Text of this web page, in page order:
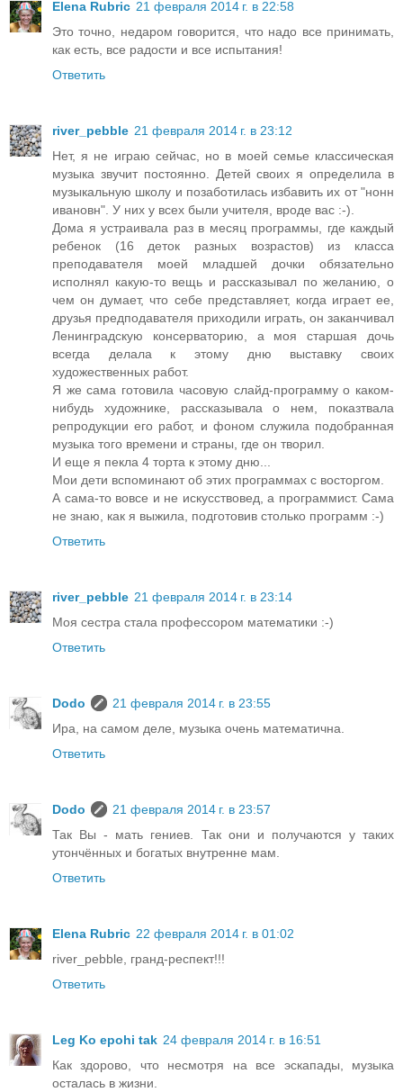
Elena Rubric 21 февраля 2014 г. в 22:58
Это точно, недаром говорится, что надо все принимать,
как есть, все радости и все испытания!
Ответить
river_pebble 21 февраля 2014 г. в 23:12
Нет, я не играю сейчас, но в моей семье классическая
музыка звучит постоянно. Детей своих я определила в
музыкальную школу и позаботилась избавить их от "нонн
ивановн". У них у всех были учителя, вроде вас :-).
Дома я устраивала раз в месяц программы, где каждый
ребенок (16 деток разных возрастов) из класса
преподавателя моей младшей дочки обязательно
исполнял какую-то вещь и рассказывал по желанию, о
чем он думает, что себе представляет, когда играет ее,
друзья предподавателя приходили играть, он заканчивал
Ленинградскую консерваторию, а моя старшая дочь
всегда делала к этому дню выставку своих
художественных работ.
Я же сама готовила часовую слайд-программу о каком-
нибудь художнике, рассказывала о нем, показтвала
репродукции его работ, и фоном служила подобранная
музыка того времени и страны, где он творил.
И еще я пекла 4 торта к этому дню...
Мои дети вспоминают об этих программах с восторгом.
А сама-то вовсе и не искусствовед, а программист. Сама
не знаю, как я выжила, подготовив столько программ :-)
Ответить
river_pebble 21 февраля 2014 г. в 23:14
Моя сестра стала профессором математики :-)
Ответить
Dodo
21 февраля 2014 г. в 23:55
Ира, на самом деле, музыка очень математична.
Ответить
Dodo
21 февраля 2014 г. в 23:57
Так Вы - мать гениев. Так они и получаются у таких
утончённых и богатых внутренне мам.
Ответить
Elena Rubric 22 февраля 2014 г. в 01:02
river_pebble, гранд-респект!!!
Ответить
Leg Ko epohi tak 24 февраля 2014 г. в 16:51
Как здорово, что несмотря на все эскапады, музыка
осталась в жизни.